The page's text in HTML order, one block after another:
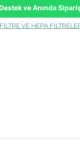
ve Anında
FİLTRE VE HEPA